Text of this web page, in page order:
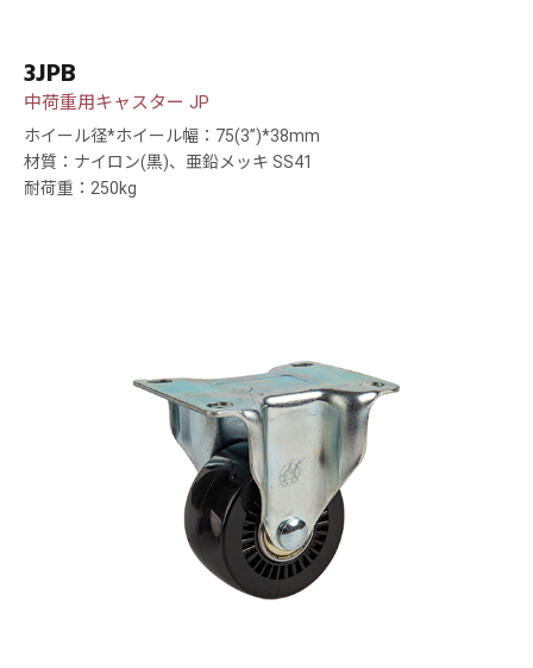
3JPB
中荷重用キャスター JP
ホイール径*ホイール幅：75(3”)*38mm
材質：ナイロン(黒)、亜鉛メッキ SS41
耐荷重：250kg